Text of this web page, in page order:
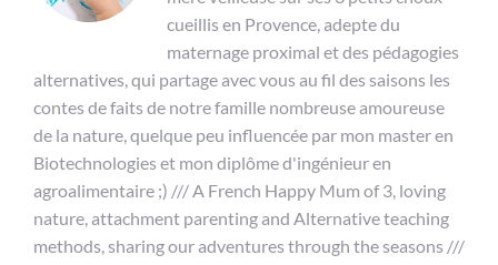
cueillis en Provence, adepte du
maternage proximal et des pédagogies
alternatives, qui partage avec vous au fil des saisons les
contes de faits de notre famille nombreuse amoureuse
de la nature, quelque peu influencée par mon master en
Biotechnologies et mon diplôme d'ingénieur en
agroalimentaire ;) /// A French Happy Mum of 3, loving
nature, attachment parenting and Alternative teaching
methods, sharing our adventures through the seasons ///